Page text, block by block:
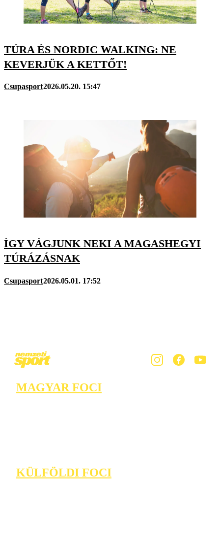
TÚRA ÉS NORDIC WALKING: NE
KEVERJÜK A KETTŐT!
Csupasport2026.05.20. 15:47
ÍGY VÁGJUNK NEKI A MAGASHEGYI
TÚRÁZÁSNAK
Csupasport2026.05.01. 17:52
MAGYAR FOCI
KÜLFÖLDI FOCI